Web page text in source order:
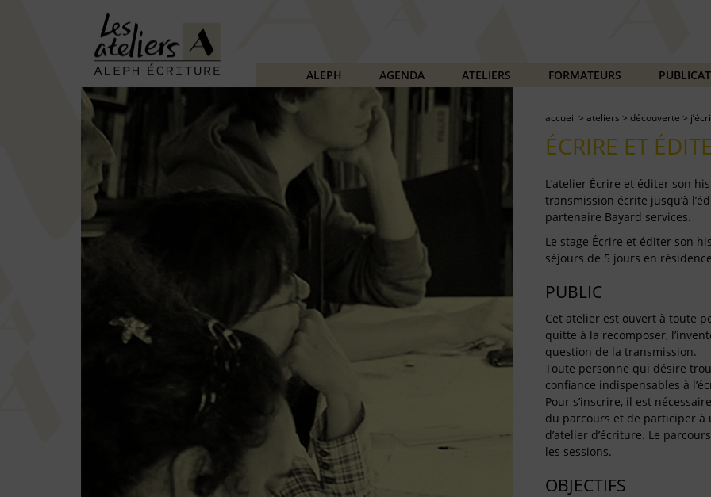
ALEPH AGENDA ATELIERS FORMATEURS
accueil > ateliers > découverte >
ÉCRIRE ET
L’atelier Écrire et éditer son
transmission écrite jusqu’à
partenaire Bayard services.
Le stage Écrire et éditer son
séjours de 5 jours en
PUBLIC
Cet atelier est ouvert à toute
quitte à la recomposer,
question de la transmission.
Toute personne qui désire
confiance indispensables à
Pour s’inscrire, il est
du parcours et de participer à
d’atelier d’écriture. Le
les sessions.
OBJECTIFS